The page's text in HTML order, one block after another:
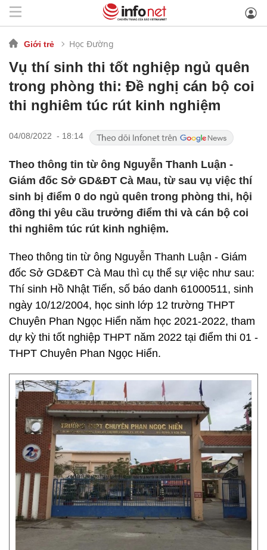
Giới trẻ Học Đường
Vụ thí sinh thi tốt nghiệp ngủ quên
trong phòng thi: Đề nghị cán bộ coi
thi nghiêm túc rút kinh nghiệm
04/08/2022 - 18:14
Theo thông tin từ ông Nguyễn Thanh Luận -
Giám đốc Sở GD&ĐT Cà Mau, từ sau vụ việc thí
sinh bị điểm 0 do ngủ quên trong phòng thi, hội
đồng thi yêu cầu trưởng điểm thi và cán bộ coi
thi nghiêm túc rút kinh nghiệm.
Theo thông tin từ ông Nguyễn Thanh Luận - Giám
đốc Sở GD&ĐT Cà Mau thì cụ thể sự việc như sau:
Thí sinh Hồ Nhật Tiến, số báo danh 61000511, sinh
ngày 10/12/2004, học sinh lớp 12 trường THPT
Chuyên Phan Ngọc Hiển năm học 2021-2022, tham
dự kỳ thi tốt nghiệp THPT năm 2022 tại điểm thi 01 -
THPT Chuyên Phan Ngọc Hiển.